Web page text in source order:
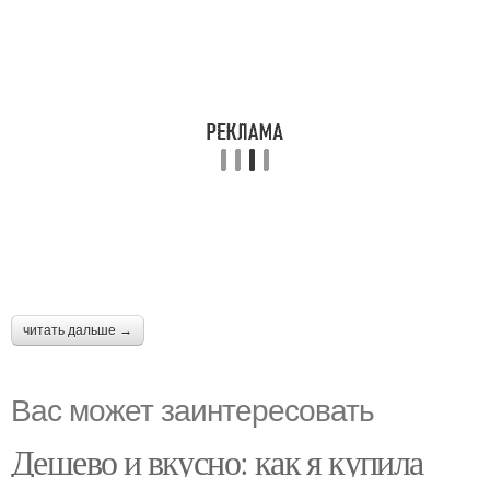
читать дальше →
Вас может заинтересовать
Дешево и вкусно: как я купила